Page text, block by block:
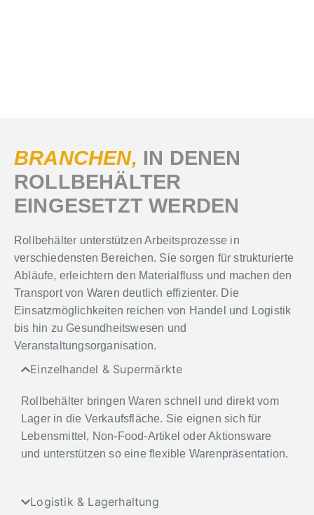
BRANCHEN, IN DENEN
ROLLBEHÄLTER
EINGESETZT WERDEN
Rollbehälter unterstützen Arbeitsprozesse in
verschiedensten Bereichen. Sie sorgen für strukturierte
Abläufe, erleichtern den Materialfluss und machen den
Transport von Waren deutlich effizienter. Die
Einsatzmöglichkeiten reichen von Handel und Logistik
bis hin zu Gesundheitswesen und
Veranstaltungsorganisation.
Einzelhandel & Supermärkte
Rollbehälter bringen Waren schnell und direkt vom
Lager in die Verkaufsfläche. Sie eignen sich für
Lebensmittel, Non-Food-Artikel oder Aktionsware
und unterstützen so eine flexible Warenpräsentation.
Logistik & Lagerhaltung